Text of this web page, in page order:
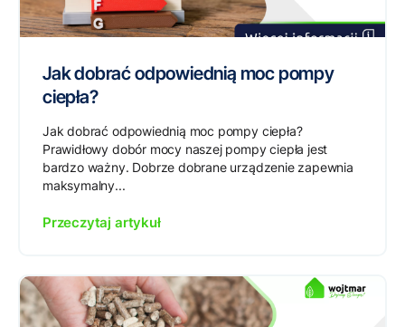
Jak dobrać odpowiednią moc pompy
ciepła?
Jak dobrać odpowiednią moc pompy ciepła?
Prawidłowy dobór mocy naszej pompy ciepła jest
bardzo ważny. Dobrze dobrane urządzenie zapewnia
maksymalny...
Przeczytaj artykuł